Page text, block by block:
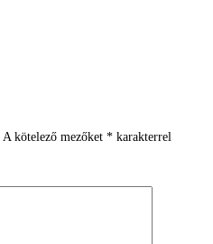
A kötelező mezőket * karakterrel